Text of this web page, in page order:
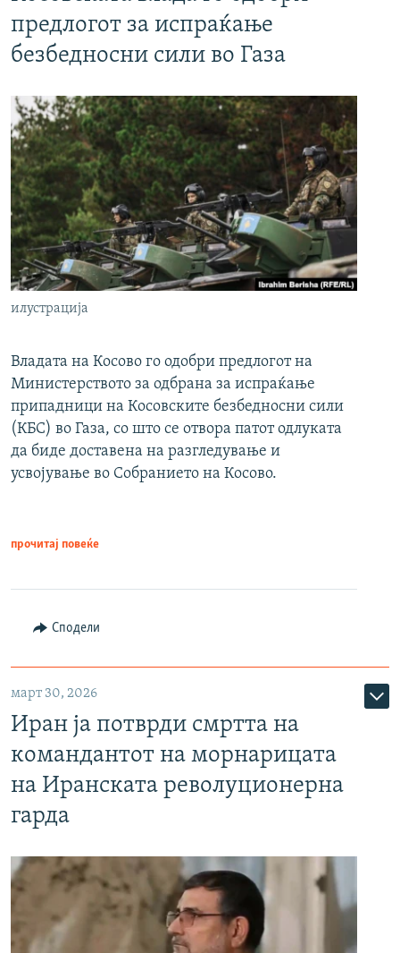
предлогот за испраќање
безбедносни сили во Газа
илустрација
Владата на Косово го одобри предлогот на
Министерството за одбрана за испраќање
припадници на Косовските безбедносни сили
(КБС) во Газа, со што се отвора патот одлуката
да биде доставена на разгледување и
усвојување во Собранието на Косово.
прочитај повеќе
Сподели
март 30, 2026
Иран ја потврди смртта на
командантот на морнарицата
на Иранската револуционерна
гарда